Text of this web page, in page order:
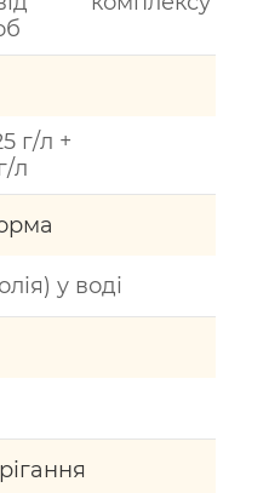
г/л +
л
у воді